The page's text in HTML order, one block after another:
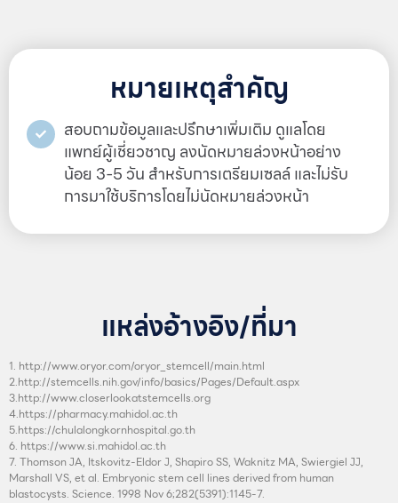
หมายเหตุสำคัญ
สอบถามข้อมูลและปรึกษาเพิ่มเติม ดูแลโดย
แพทย์ผู้เชี่ยวชาญ ลงนัดหมายล่วงหน้าอย่าง
น้อย 3-5 วัน สำหรับการเตรียมเซลล์ และไม่รับ
การมาใช้บริการโดยไม่นัดหมายล่วงหน้า
แหล่งอ้างอิง/ที่มา
1. http://www.oryor.com/oryor_stemcell/main.html
2.http://stemcells.nih.gov/info/basics/Pages/Default.aspx
3.http://www.closerlookatstemcells.org
4.https://pharmacy.mahidol.ac.th
5.https://chulalongkornhospital.go.th
6. https://www.si.mahidol.ac.th
7. Thomson JA, Itskovitz-Eldor J, Shapiro SS, Waknitz MA, Swiergiel JJ,
Marshall VS, et al. Embryonic stem cell lines derived from human
blastocysts. Science. 1998 Nov 6;282(5391):1145-7.